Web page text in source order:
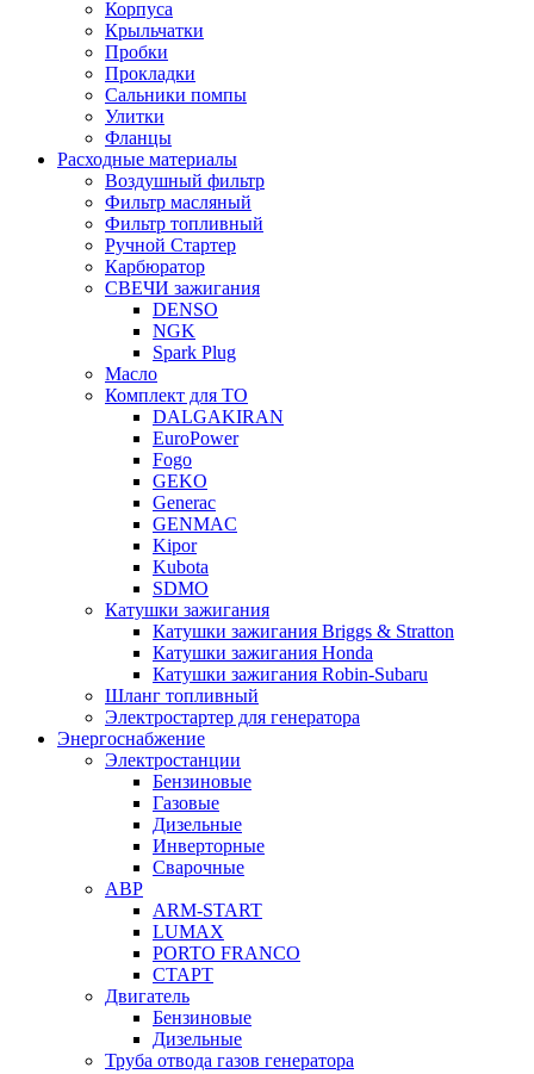
Корпуса
Крыльчатки
Пробки
Прокладки
Сальники помпы
Улитки
Фланцы
Расходные материалы
Воздушный фильтр
Фильтр масляный
Фильтр топливный
Ручной Стартер
Карбюратор
СВЕЧИ зажигания
DENSO
NGK
Spark Plug
Масло
Комплект для ТО
DALGAKIRAN
EuroPower
Fogo
GEKO
Generac
GENMAC
Kipor
Kubota
SDMO
Катушки зажигания
Катушки зажигания Briggs & Stratton
Катушки зажигания Honda
Катушки зажигания Robin-Subaru
Шланг топливный
Электростартер для генератора
Энергоснабжение
Электростанции
Бензиновые
Газовые
Дизельные
Инверторные
Сварочные
АВР
ARM-START
LUMAX
PORTO FRANCO
СТАРТ
Двигатель
Бензиновые
Дизельные
Труба отвода газов генератора